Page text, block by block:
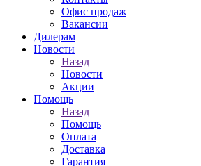
Офис продаж
Вакансии
Дилерам
Новости
Назад
Новости
Акции
Помощь
Назад
Помощь
Оплата
Доставка
Гарантия